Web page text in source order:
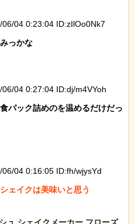
04 0:23:04 ID:zIlOo0Nk7
っかな
04 0:27:04 ID:dj/m4VYoh
パック詰めのを温めるだけだっ
04 0:16:05 ID:fh/wjysYd
ェイクは美味いと思う